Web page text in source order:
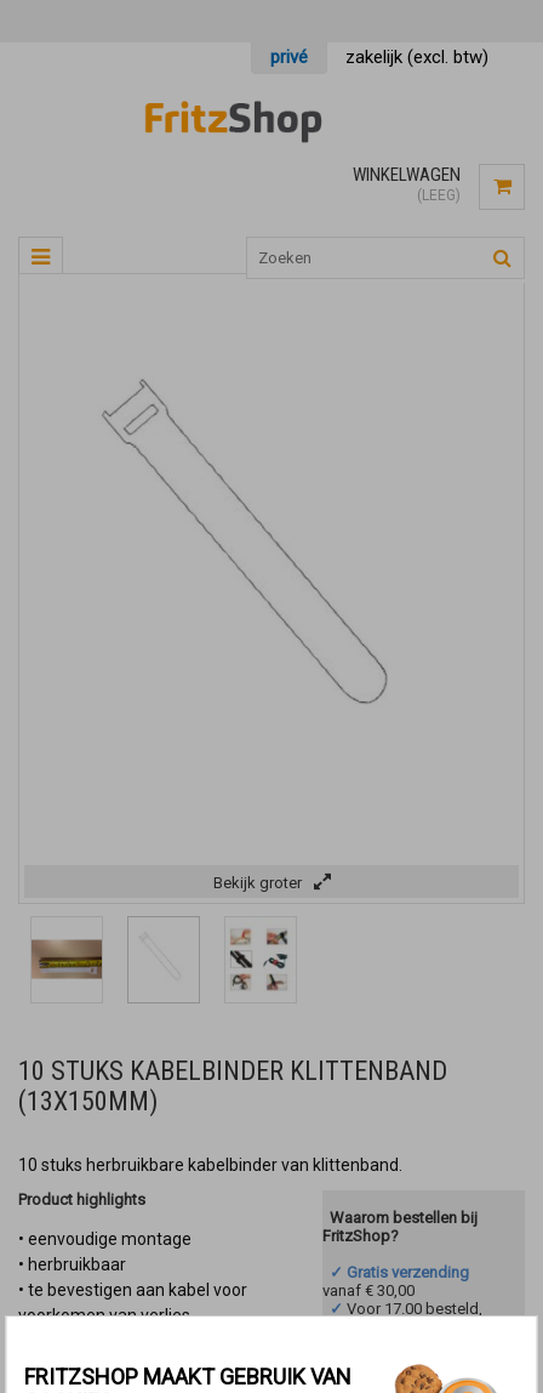
privé zakelijk (excl. btw)
WINKELWAGEN
(LEEG)
Bekijk groter
10 STUKS KABELBINDER KLITTENBAND
(13X150MM)
10 stuks herbruikbare kabelbinder van klittenband.
Product highlights
• eenvoudige montage
• herbruikbaar
• te bevestigen aan kabel voor
voorkomen van verlies
illustratie)
Waarom bestellen bij
FritzShop?
✓ Gratis verzending
vanaf € 30,00
✓ Voor 17.00 besteld,
voor al je vragen
✓14 dagen
FRITZSHOP MAAKT GEBRUIK VAN